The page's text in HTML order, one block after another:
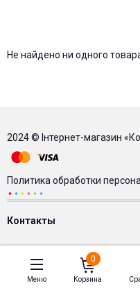
Не найдено ни одного
2024 © Інтернет-магазин
Политика обработки
Контакты
Меню
0
Корзина